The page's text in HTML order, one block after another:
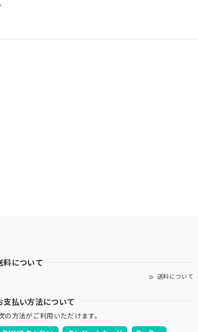
料について
送料について
支払い方法について
の方法がご利用いただけます。